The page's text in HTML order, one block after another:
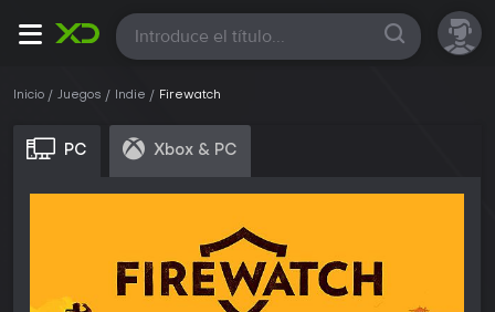
Todas
Inicio Juegos Indie Firewatch
PC Xbox & PC